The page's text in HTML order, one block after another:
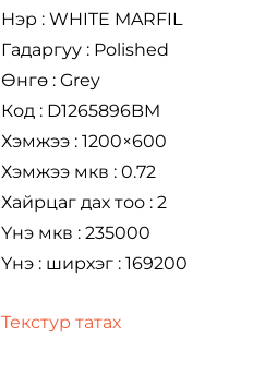
Нэр : WHITE MARFIL
Гадаргуу : Polished
Өнгө : Grey
Код : D1265896BM
Хэмжээ : 1200×600
Хэмжээ мкв : 0.72
Хайрцаг дах тоо : 2
Үнэ мкв : 235000
Үнэ : ширхэг : 169200
Текстур татах